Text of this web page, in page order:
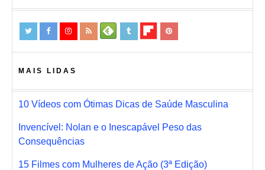
MAIS LIDAS
10 Vídeos com Ótimas Dicas de Saúde Masculina
Invencível: Nolan e o Inescapável Peso das
Consequências
15 Filmes com Mulheres de Ação (3ª Edição)